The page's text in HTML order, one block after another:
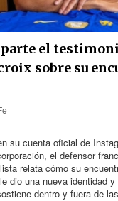
el
sobre su
su cuenta oficial de
el defensor
relata cómo su
dio una nueva identidad
dentro y fuera de